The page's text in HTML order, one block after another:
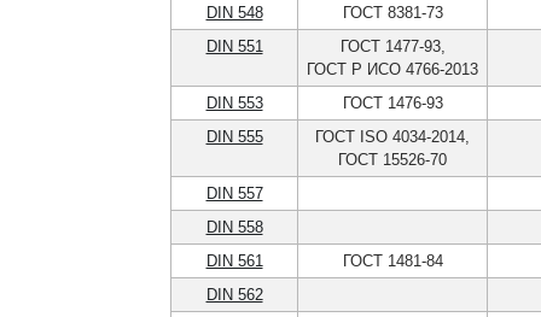
DIN 548
ГОСТ 8381-73
DIN 551
ГОСТ 1477-93,
ГОСТ Р ИСО 4766-2013
DIN 553
ГОСТ 1476-93
DIN 555
ГОСТ ISO 4034-2014,
ГОСТ 15526-70
DIN 557
DIN 558
DIN 561
ГОСТ 1481-84
DIN 562